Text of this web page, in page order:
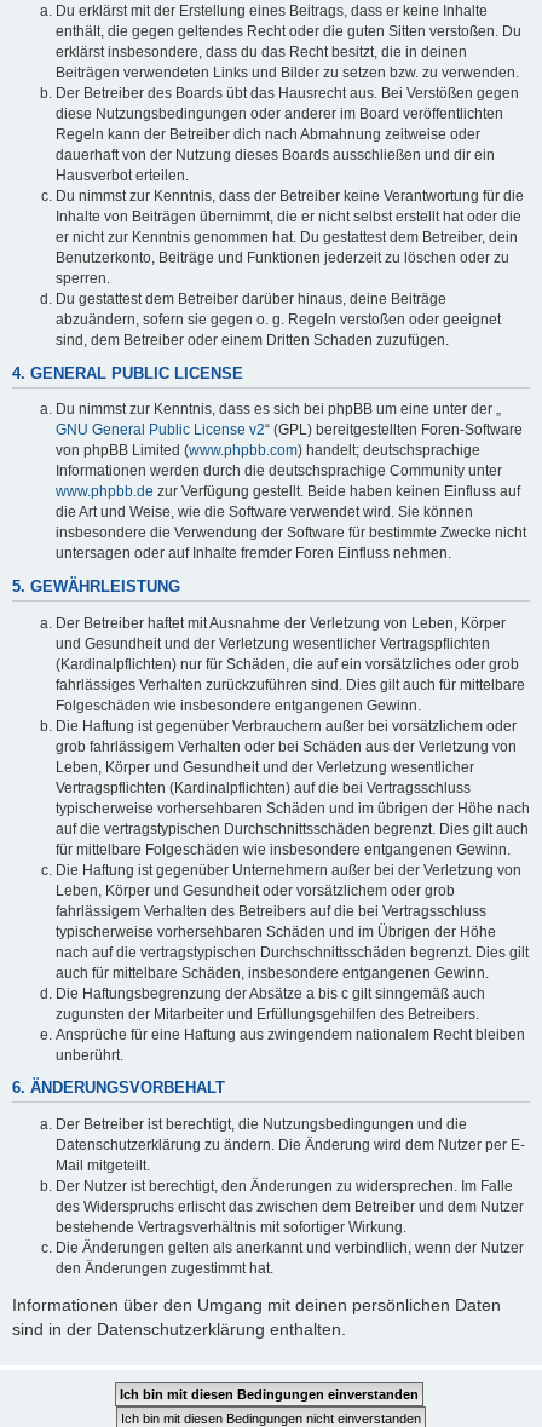
Du erklärst mit der Erstellung eines Beitrags, dass er keine Inhalte
enthält, die gegen geltendes Recht oder die guten Sitten verstoßen. Du
erklärst insbesondere, dass du das Recht besitzt, die in deinen
Beiträgen verwendeten Links und Bilder zu setzen bzw. zu verwenden.
Der Betreiber des Boards übt das Hausrecht aus. Bei Verstößen gegen
diese Nutzungsbedingungen oder anderer im Board veröffentlichten
Regeln kann der Betreiber dich nach Abmahnung zeitweise oder
dauerhaft von der Nutzung dieses Boards ausschließen und dir ein
Hausverbot erteilen.
Du nimmst zur Kenntnis, dass der Betreiber keine Verantwortung für die
Inhalte von Beiträgen übernimmt, die er nicht selbst erstellt hat oder die
er nicht zur Kenntnis genommen hat. Du gestattest dem Betreiber, dein
Benutzerkonto, Beiträge und Funktionen jederzeit zu löschen oder zu
sperren.
Du gestattest dem Betreiber darüber hinaus, deine Beiträge
abzuändern, sofern sie gegen o. g. Regeln verstoßen oder geeignet
sind, dem Betreiber oder einem Dritten Schaden zuzufügen.
4. GENERAL PUBLIC LICENSE
Du nimmst zur Kenntnis, dass es sich bei phpBB um eine unter der „
GNU General Public License v2“ (GPL) bereitgestellten Foren-Software
von phpBB Limited (www.phpbb.com) handelt; deutschsprachige
Informationen werden durch die deutschsprachige Community unter
www.phpbb.de zur Verfügung gestellt. Beide haben keinen Einfluss auf
die Art und Weise, wie die Software verwendet wird. Sie können
insbesondere die Verwendung der Software für bestimmte Zwecke nicht
untersagen oder auf Inhalte fremder Foren Einfluss nehmen.
5. GEWÄHRLEISTUNG
Der Betreiber haftet mit Ausnahme der Verletzung von Leben, Körper
und Gesundheit und der Verletzung wesentlicher Vertragspflichten
(Kardinalpflichten) nur für Schäden, die auf ein vorsätzliches oder grob
fahrlässiges Verhalten zurückzuführen sind. Dies gilt auch für mittelbare
Folgeschäden wie insbesondere entgangenen Gewinn.
Die Haftung ist gegenüber Verbrauchern außer bei vorsätzlichem oder
grob fahrlässigem Verhalten oder bei Schäden aus der Verletzung von
Leben, Körper und Gesundheit und der Verletzung wesentlicher
Vertragspflichten (Kardinalpflichten) auf die bei Vertragsschluss
typischerweise vorhersehbaren Schäden und im übrigen der Höhe nach
auf die vertragstypischen Durchschnittsschäden begrenzt. Dies gilt auch
für mittelbare Folgeschäden wie insbesondere entgangenen Gewinn.
Die Haftung ist gegenüber Unternehmern außer bei der Verletzung von
Leben, Körper und Gesundheit oder vorsätzlichem oder grob
fahrlässigem Verhalten des Betreibers auf die bei Vertragsschluss
typischerweise vorhersehbaren Schäden und im Übrigen der Höhe
nach auf die vertragstypischen Durchschnittsschäden begrenzt. Dies gilt
auch für mittelbare Schäden, insbesondere entgangenen Gewinn.
Die Haftungsbegrenzung der Absätze a bis c gilt sinngemäß auch
zugunsten der Mitarbeiter und Erfüllungsgehilfen des Betreibers.
Ansprüche für eine Haftung aus zwingendem nationalem Recht bleiben
unberührt.
6. ÄNDERUNGSVORBEHALT
Der Betreiber ist berechtigt, die Nutzungsbedingungen und die
Datenschutzerklärung zu ändern. Die Änderung wird dem Nutzer per E-
Mail mitgeteilt.
Der Nutzer ist berechtigt, den Änderungen zu widersprechen. Im Falle
des Widerspruchs erlischt das zwischen dem Betreiber und dem Nutzer
bestehende Vertragsverhältnis mit sofortiger Wirkung.
Die Änderungen gelten als anerkannt und verbindlich, wenn der Nutzer
den Änderungen zugestimmt hat.
Informationen über den Umgang mit deinen persönlichen Daten
sind in der Datenschutzerklärung enthalten.